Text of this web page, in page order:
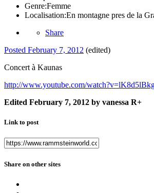
Genre:Femme
Localisation:En montagne pres de la
Share
Posted February 7, 2012 (edited)
Concert à Kaunas
http://www.youtube.com/
Edited February 7, 2012 by vanessa R+
Link to post
Share on other sites